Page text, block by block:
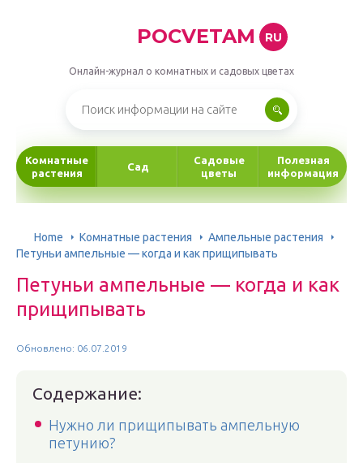
POCVETAM RU
Онлайн-журнал о комнатных и садовых цветах
Комнатные
растения
Сад
Садовые
цветы
Полезная
информация
Home Комнатные растения
Ампельные растения
Петуньи ампельные — когда и как прищипывать
Петуньи ампельные — когда и как
прищипывать
Обновлено: 06.07.2019
Содержание:
Нужно ли прищипывать ампельную
петунию?